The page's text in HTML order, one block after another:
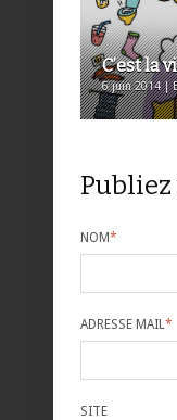
C’est la
6 juin 2014 |
NOM*
ADRESSE MAIL*
SITE